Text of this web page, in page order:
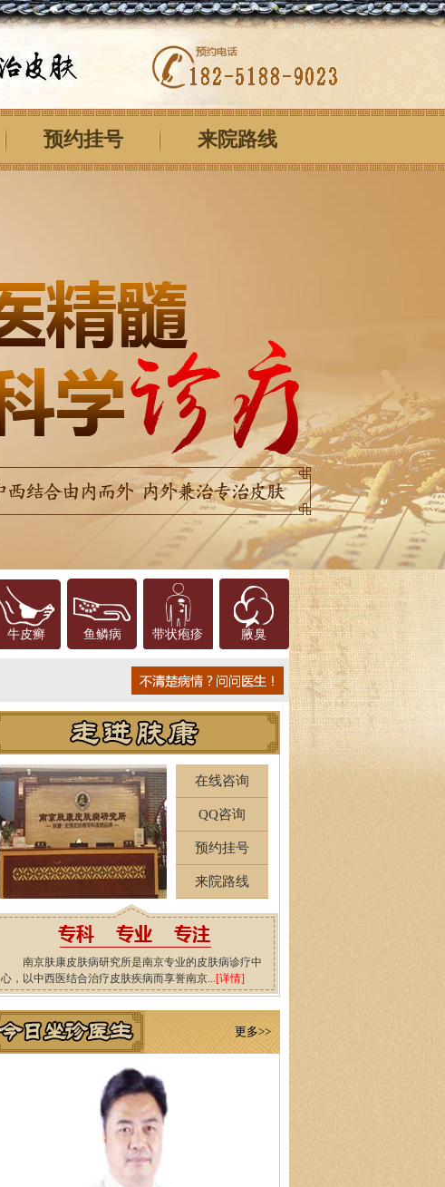
预约挂号 来院路线
牛皮癣 鱼鳞病 带状疱疹 腋臭
在线咨询
QQ咨询
预约挂号
来院路线
南京肤康皮肤病研究所是南京专业的皮肤病诊疗中
心，以中西医结合治疗皮肤疾病而享誉南京...[详情]
更多>>